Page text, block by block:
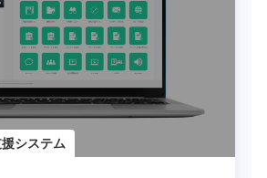
システム